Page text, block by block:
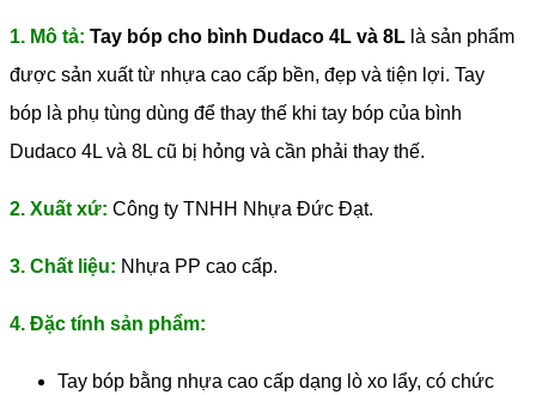
1. Mô tả: Tay bóp cho bình Dudaco 4L và 8L là sản phẩm
được sản xuất từ nhựa cao cấp bền, đẹp và tiện lợi. Tay
bóp là phụ tùng dùng để thay thế khi tay bóp của bình
Dudaco 4L và 8L cũ bị hỏng và cần phải thay thế.
2. Xuất xứ: Công ty TNHH Nhựa Đức Đạt.
3. Chất liệu: Nhựa PP cao cấp.
4. Đặc tính sản phẩm:
Tay bóp bằng nhựa cao cấp dạng lò xo lẩy, có chức